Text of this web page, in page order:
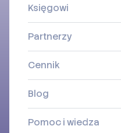
Księgowi
Partnerzy
Cennik
Blog
Pomoc i wiedza